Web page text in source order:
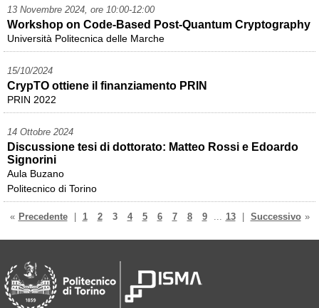
13 Novembre 2024, ore 10:00-12:00
Workshop on Code-Based Post-Quantum Cryptography
Università Politecnica delle Marche
15/10/2024
CrypTO ottiene il finanziamento PRIN
PRIN 2022
14 Ottobre 2024
Discussione tesi di dottorato: Matteo Rossi e Edoardo
Signorini
Aula Buzano
Politecnico di Torino
« Precedente 1 2 3 4 5 6 7 8 9 ... 13 Successivo »